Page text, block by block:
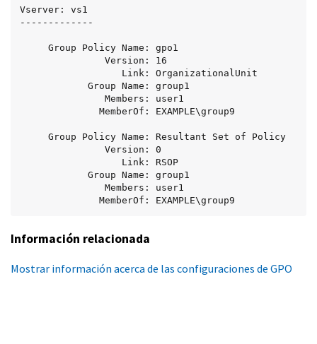
Vserver: vs1
-------------
              MemberOf: EXAMPLE\group9
Información relacionada
Mostrar información acerca de las configuraciones de GPO